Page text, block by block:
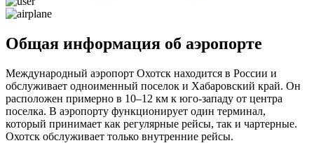
Общая информация об аэропорте
Международный аэропорт Охотск находится в России и
обслуживает одноименный поселок и Хабаровский край. Он
расположен примерно в 10–12 км к юго-западу от центра
поселка. В аэропорту функционирует один терминал,
который принимает как регулярные рейсы, так и чартерные.
Охотск обслуживает только внутренние рейсы.